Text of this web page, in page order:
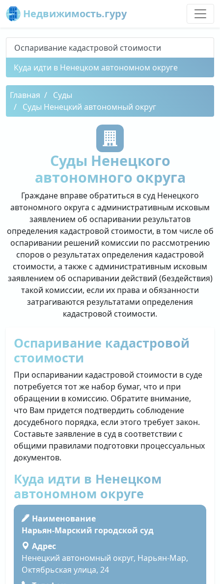
Недвижимость.гуру
Оспаривание кадастровой стоимости
Куда идти в Ненецком автономном округе
Главная
Суды
Суды Ненецкий автономный округ
Суды Ненецкого
автономного округа
Граждане вправе обратиться в суд Ненецкого
автономного округа с административным исковым
заявлением об оспаривании результатов
определения кадастровой стоимости, в том числе об
оспаривании решений комиссии по рассмотрению
споров о результатах определения кадастровой
стоимости, а также с административным исковым
заявлением об оспаривании действий (бездействия)
такой комиссии, если их права и обязанности
затрагиваются результатами определения
кадастровой стоимости.
Оспаривание кадастровой
стоимости
При оспаривании кадастровой стоимости в суде
потребуется тот же набор бумаг, что и при
обращении в комиссию. Обратите внимание,
что Вам придется подтвердить соблюдение
досудебного порядка, если этого требует закон.
Составьте заявление в суд в соответствии с
общими правилами подготовки процессуальных
документов.
Куда идти в Ненецком
автономном округе
Наименование
Нарьян-Марский городской суд
Адрес
Ненецкий автономный округ, Нарьян-Мар,
Октябрьская улица, 24